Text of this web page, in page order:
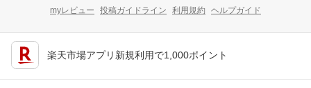
myレビュー 投稿ガイドライン 利用規約 ヘルプガイド
楽天市場アプリ新規利用で1,000ポイント